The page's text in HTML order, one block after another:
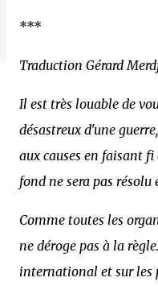
***
Traduction Gérard
Il est très louable de
désastreux d'une
aux causes en faisant
fond ne sera pas
Comme toutes les
ne déroge pas à la
international et sur les